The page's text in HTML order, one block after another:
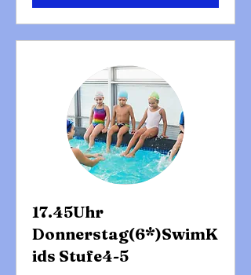
17.45Uhr
Donnerstag(6*)SwimK
ids Stufe4-5